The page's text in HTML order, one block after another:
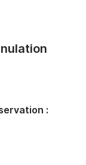
: